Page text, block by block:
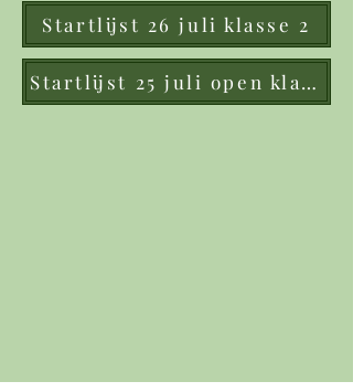
Startlijst 26 juli klasse 2
Startlijst 25 juli open klasse